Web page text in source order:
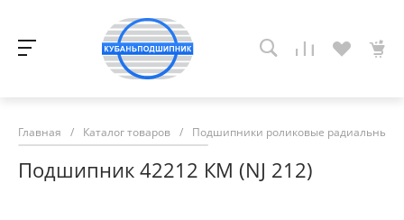
Главная / Каталог товаров / Подшипники роликовые радиальные
Подшипник 42212 КМ (NJ 212)